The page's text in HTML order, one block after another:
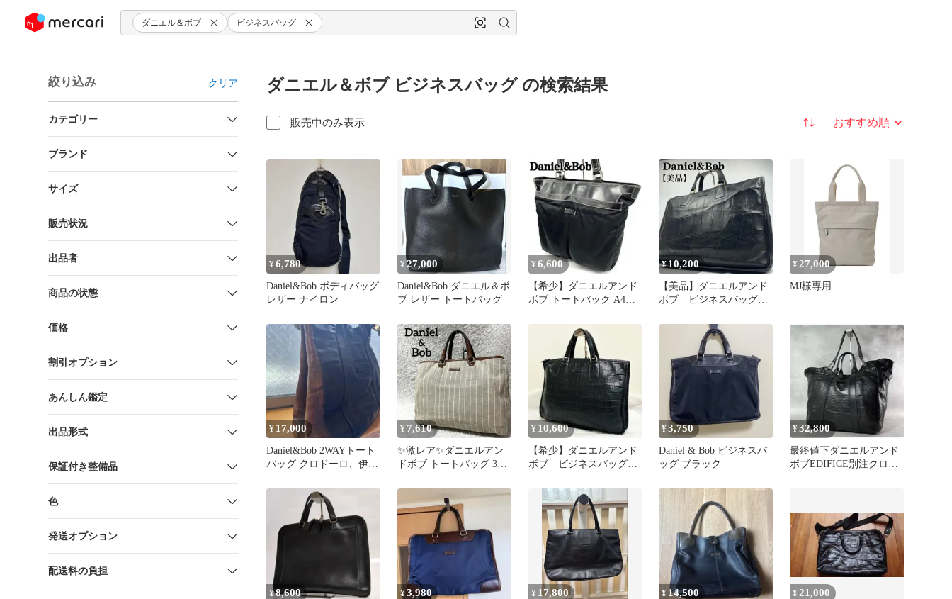
ツにスキップ ダニエル＆ボブ ビジネスバッグ
絞り込み クリア
カテゴリー
ブランド
サイズ
販売状況
出品者
商品の状態
価格
割引オプション
あんしん鑑定
出品形式
保証付き整備品
色
発送オプション
配送料の負担
ダニエル＆ボブ ビジネスバッグ の検索結果
販売中のみ表示 並び替え
¥6,780
Daniel&Bob ボディバッグ
レザー ナイロン
¥27,000
Daniel&Bob ダニエル＆ボ
ブ レザー トートバッグ
¥ 6,600
【希少】ダニエルアンド
ボブ トートバック A4可
ク
¥10,200
【美品】ダニエルアンド
ボブ ビジネスバッグ
押し ブラック
¥ 27,000
MJ様専用
¥ 17,000
Daniel&Bob 2WAYトート
バッグ クロドーロ、伊勢
¥ 7,610
✨激レア✨ダニエルアン
ドボブ トートバッグ 3室
¥ 10,600
【希少】ダニエルアンド
ボブ ビジネスバッグ
押し ブラック
¥3,750
Daniel & Bob ビジネスバ
ッグ ブラック
¥32,800
最終値下ダニエルアンド
ボブEDIFICE別注クロド
¥8,600 ¥3,980 ¥ 17,800 ¥ 14,500 ¥ 21,000